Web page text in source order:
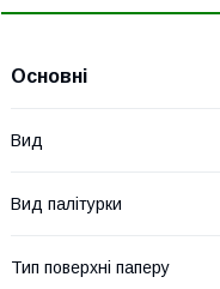
Основні
Вид
Вид палітурки
Тип поверхні паперу